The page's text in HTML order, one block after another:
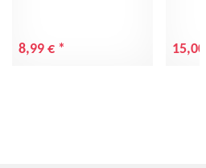
8,99 € *